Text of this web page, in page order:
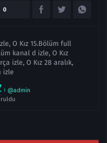
0
O Kız 15.Bölüm full
kanal d izle, O Kız
izle, O Kız 28 aralık,
izle
@admin